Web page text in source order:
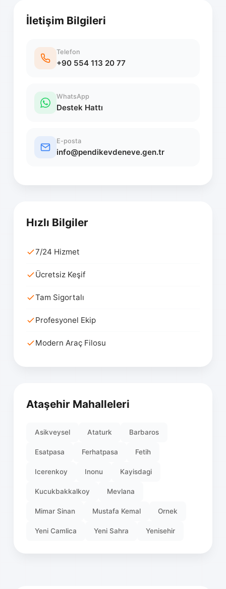
İletişim Bilgileri
Telefon
+90 554 113 20 77
WhatsApp
Destek Hattı
E-posta
info@pendikevdeneve.gen.tr
Hızlı Bilgiler
7/24 Hizmet
Ücretsiz Keşif
Tam Sigortalı
Profesyonel Ekip
Modern Araç Filosu
Ataşehir Mahalleleri
Asikveysel Ataturk Barbaros
Esatpasa Ferhatpasa Fetih
Icerenkoy Inonu Kayisdagi
Kucukbakkalkoy Mevlana
Mimar Sinan Mustafa Kemal Ornek
Yeni Camlica Yeni Sahra Yenisehir